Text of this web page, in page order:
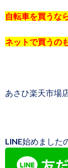
自転車を買うな
ネットで買うの
あさひ楽天市場
LINE始めました